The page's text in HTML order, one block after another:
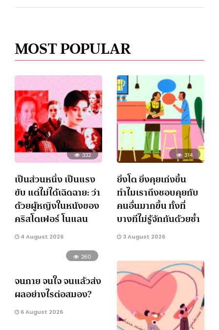
MOST POPULAR
332
เป็นส่วนหนึ่ง เป็นแรง
ขับ แต่ไม่ได้เฉิดฉาย: ว่า
ด้วยผู้หญิงในหนังของ
คริสโตเฟอร์ โนแลน
4 August 2026
314
ยิ่งโต ยิ่งคุยเก่งขึ้น
ทำไมเราถึงชอบคุยกับ
คนอื่นมากขึ้น ทั้งที่
บางทีไม่รู้จักกันด้วยซ้ำ
3 August 2026
260
จนกาย จนใจ จนแล้วส่ง
ผลอย่างไรต่อสมอง?
6 August 2026